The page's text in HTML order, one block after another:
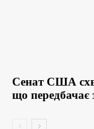
Сенат США
що передбачає